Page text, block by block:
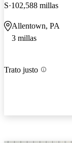
S 102,588 millas
Allentown, PA
3 millas
Trato justo